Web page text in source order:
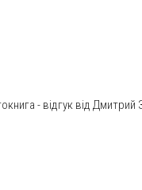
- відгук від Дмитрий